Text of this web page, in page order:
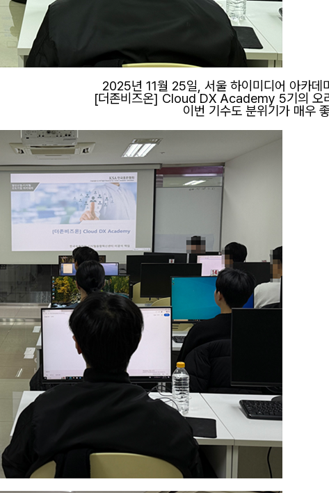
2025년 11월 25일, 서울 하이미디어 아카데
[더존비즈온] Cloud DX Academy 5기의 오
이번 기수도 분위기가 매우